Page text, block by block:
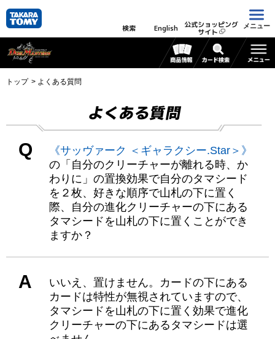
検索 English 公式ショッピング
サイト
メニュー
トップ よくある質問
よくある質問
Q
《サッヴァーク ＜ギャラクシー.Star＞》
の「自分のクリーチャーが離れる時、か
わりに」の置換効果で自分のタマシード
を２枚、好きな順序で山札の下に置く
際、自分の進化クリーチャーの下にある
タマシードを山札の下に置くことができ
ますか？
A
いいえ、置けません。カードの下にある
カードは特性が無視されていますので、
タマシードを山札の下に置く効果で進化
クリーチャーの下にあるタマシードは選